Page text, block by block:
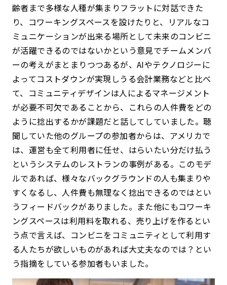
齢者まで多様な人種が集まりフラットに対話できた
り、コワーキングスペースを設けたりと、リアルなコ
ミュニケーションが出来る場所として未来のコンビニ
が活躍できるのではないかという意見でチームメンバ
ーの考えがまとまりつつあるが、AIやテクノロジーに
よってコストダウンが実現しうる会計業務などと比べ
て、コミュニティデザインは人によるマネージメント
が必要不可欠であることから、これらの人件費をどの
ように捻出するかが課題だと話してしていました。聴
聞していた他のグループの参加者からは、アメリカで
は、運営も全て利用者に任せ、はらいたい分だけ払う
というシステムのレストランの事例がある。このモデ
ルであれば、様々なバックグラウンドの人も集まりや
すくなるし、人件費も無理なく捻出できるのではとい
うフィードバックがありました。また他にもコワーキ
ングスペースは利用料を取れる、売り上げを作るとい
う点で言えば、コンビニをコミュニティとして利用す
る人たちが欲しいものがあれば大丈夫なのでは？とい
う指摘をしている参加者もいました。